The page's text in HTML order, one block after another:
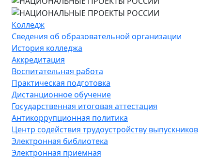
Колледж
Сведения об образовательной организации
История колледжа
Аккредитация
Воспитательная работа
Практическая подготовка
Дистанционное обучение
Государственная итоговая аттестация
Антикоррупционная политика
Центр содействия трудоустройству выпускников
Электронная библиотека
Электронная приемная